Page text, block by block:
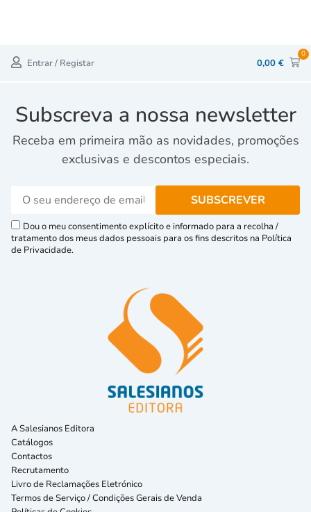
Entrar / Registar 0,00 €
0
Subscreva a nossa newsletter
Receba em primeira mão as novidades, promoções
exclusivas e descontos especiais.
Dou o meu consentimento explícito e informado para a recolha /
tratamento dos meus dados pessoais para os fins descritos na Política
de Privacidade.
A Salesianos Editora
Catálogos
Contactos
Recrutamento
Livro de Reclamações Eletrónico
Termos de Serviço / Condições Gerais de Venda